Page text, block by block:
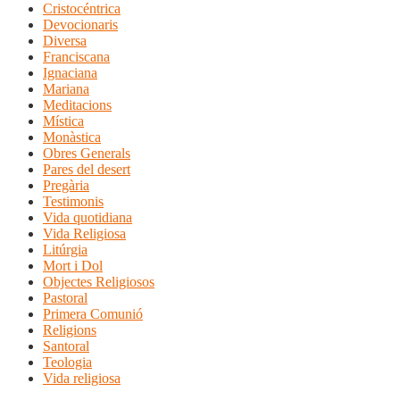
Cristocéntrica
Devocionaris
Diversa
Franciscana
Ignaciana
Mariana
Meditacions
Mística
Monàstica
Obres Generals
Pares del desert
Pregària
Testimonis
Vida quotidiana
Vida Religiosa
Litúrgia
Mort i Dol
Objectes Religiosos
Pastoral
Primera Comunió
Religions
Santoral
Teologia
Vida religiosa